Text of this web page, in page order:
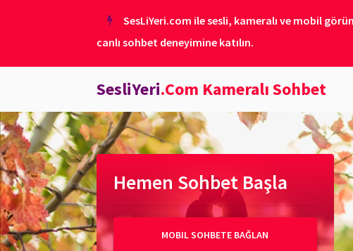
SesLiYeri.com ile sesli, kameralı ve mobil
canlı sohbet deneyimine katılın.
SesliYeri.Com Kameralı Sohbet
Hemen Sohbet Başla
MOBIL SOHBETE BAĞLAN